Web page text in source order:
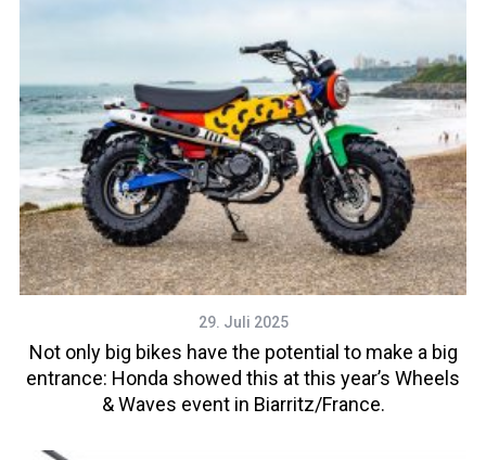
29. Juli 2025
Not only big bikes have the potential to make a big
entrance: Honda showed this at this year’s Wheels
& Waves event in Biarritz/France.